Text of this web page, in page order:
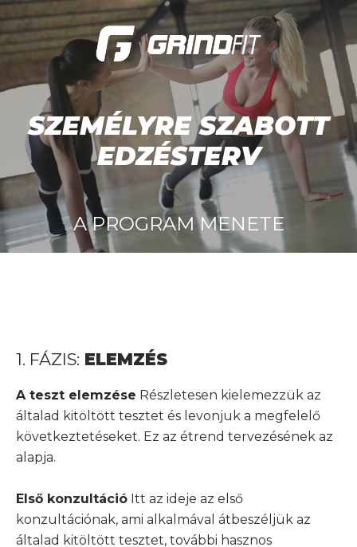
SZEMÉLYRE SZABOTT
EDZÉSTERV
A PROGRAM MENETE
1. FÁZIS: ELEMZÉS
A teszt elemzése Részletesen kielemezzük az
általad kitöltött tesztet és levonjuk a megfelelő
következtetéseket. Ez az étrend tervezésének az
alapja.
Első konzultáció Itt az ideje az első
konzultációnak, ami alkalmával átbeszéljük az
általad kitöltött tesztet, további hasznos